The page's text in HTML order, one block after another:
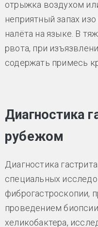
отрыжка воздухом
неприятный запах изо
налёта на языке. В
рвота, при
содержать примесь
Диагностика
рубежом
Диагностика
специальных
фиброгастроскопии,
проведением
хеликобактера,